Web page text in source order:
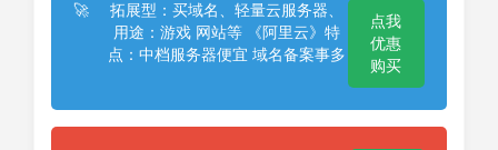
🚀
拓展型：买域名、轻量云服务器、
用途：游戏 网站等 《阿里云》特
点：中档服务器便宜 域名备案事多
点我
优惠
购买